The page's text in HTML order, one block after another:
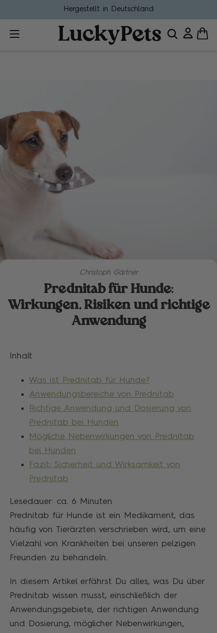
Hergestellt in Deutschland
Christoph Gärtner
Prednitab für Hunde:
Wirkungen, Risiken und richtige
Anwendung
Inhalt
Was ist Prednitab für Hunde?
Anwendungsbereiche von Prednitab
Richtige Anwendung und Dosierung von
Prednitab bei Hunden
Mögliche Nebenwirkungen von Prednitab
bei Hunden
Fazit: Sicherheit und Wirksamkeit von
Prednitab
Lesedauer: ca. 6
Minuten
Prednitab für Hunde ist ein Medikament, das
häufig von Tierärzten verschrieben wird, um eine
Vielzahl von Krankheiten bei unseren pelzigen
Freunden zu behandeln.
In diesem Artikel erfährst Du alles, was Du über
Prednitab wissen musst, einschließlich der
Anwendungsgebiete, der richtigen Anwendung
und Dosierung, möglicher Nebenwirkungen,